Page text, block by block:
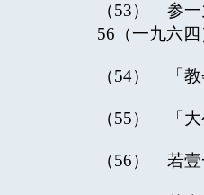
（53） 参
56（一九六四
（54） 「教
（55） 「大
（56） 若壹